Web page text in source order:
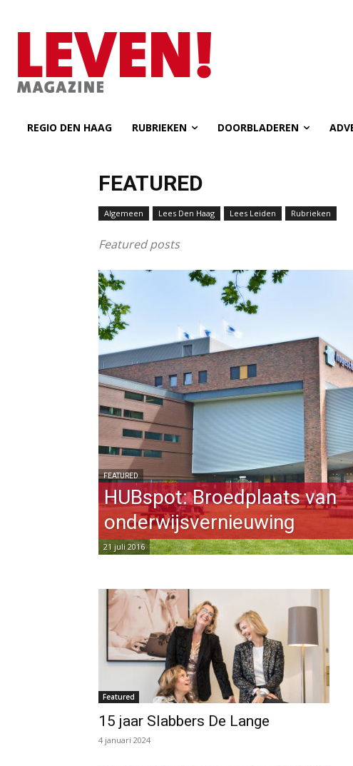
REGIO DEN HAAG RUBRIEKEN DOORBLADEREN
FEATURED
Algemeen Lees Den Haag Lees Leiden Rubrieken
Featured posts
FEATURED
HUBspot: Broedplaats van
onderwijsvernieuwing
21 juli 2016
Featured
15 jaar Slabbers De Lange
4 januari 2024